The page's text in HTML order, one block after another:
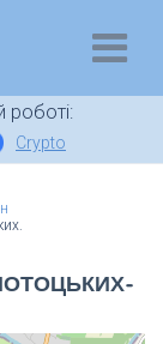
Crypto